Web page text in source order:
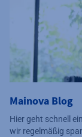
Mainova Blog
Hier geht schnell
wir regelmäßig